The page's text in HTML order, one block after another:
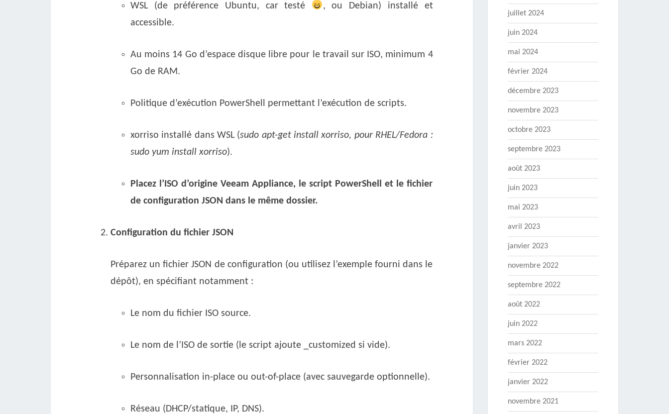
WSL (de préférence Ubuntu, car testé
, ou Debian) installé et
accessible.
Au moins 14 Go d’espace disque libre pour le travail sur ISO, minimum 4
Go de RAM.
Politique d’exécution PowerShell permettant l’exécution de scripts.
xorriso installé dans WSL (sudo apt-get install xorriso, pour RHEL/Fedora :
sudo yum install xorriso).
Placez l’ISO d’origine Veeam Appliance, le script PowerShell et le fichier
de configuration JSON dans le même dossier.
Configuration du fichier JSON
Préparez un fichier JSON de configuration (ou utilisez l’exemple fourni dans le
dépôt), en spécifiant notamment :
Le nom du fichier ISO source.
Le nom de l’ISO de sortie (le script ajoute _customized si vide).
Personnalisation in-place ou out-of-place (avec sauvegarde optionnelle).
Réseau (DHCP/statique, IP, DNS).
juillet 2024
juin 2024
mai 2024
février 2024
décembre 2023
novembre 2023
octobre 2023
septembre 2023
août 2023
juin 2023
mai 2023
avril 2023
janvier 2023
novembre 2022
septembre 2022
août 2022
juin 2022
mars 2022
février 2022
janvier 2022
novembre 2021